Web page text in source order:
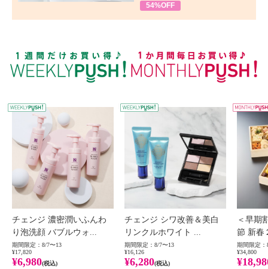
54%OFF
WEEKLY PUSH
チェンジ 濃密潤いふんわ
り泡洗顔 バブルウォ...
期間限定：8/7〜13
¥17,820
¥6,980(税込)
チェンジ シワ改善＆美白
リンクルホワイト ...
期間限定：8/7〜13
¥16,126
¥6,280(税込)
＜早期
節 新春
期間限定：
¥34,800